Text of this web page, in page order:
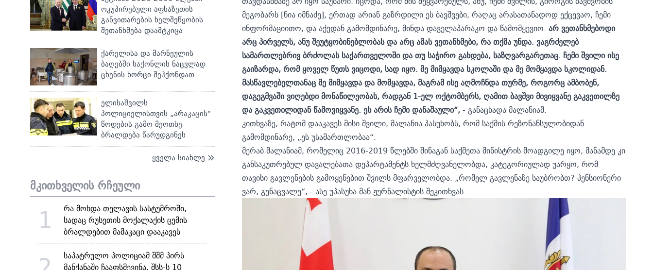
ოკუპირებული აფხაზეთის
განვითარების ხელშეწყობის
შეთანხმება დაამტკიცა
ქარელისა და მარნეულის
ბაღებში საქონლის ნაცვლად
ცხენის ხორცი შეჰქონდათ
ელისაშვილს
პოლიციელისთვის „არაკაცის“
წოდების გამო მეოთხე
ბრალდება წარუდგინეს
ყველა სიახლე
მკითხველის რჩეული
1
რა მოხდა თელავის სასტუმროში,
სადაც რუსეთის მოქალაქის ცემის
ბრალდებით მამაკაცი დააკავეს
საპატრულო პოლიციამ შშმ პირს
მანქანაში ჩააფსმევინა, შსს-ს 10
მეგობარს [ნია იმნაძე], ერთად არიან გაზრდილი ეს ბავშვები, რაღაც არასათანადოდ ექცევაო, ჩემი
ინფორმაციითო, და აქედან გამომდინარე, მინდა დაველაპარაკო და წამომყევიო. არ ვეთანხმებოდი
არც პირველს, ანუ შეუტყობინებლობას და არც ამას ვეთანხმები, რა თქმა უნდა. ვაგრძელებ
სამართლებრივ ბრძოლას საქართველოში და თუ საჭირო გახდება, საზღვარგარეთაც. ჩემი შვილი ისე
გაიზარდა, რომ ყოველ წუთს ვიცოდი, სად იყო. მე მიმყავდა სკოლაში და მე მომყავდა სკოლიდან.
მასწავლებელთანაც მე მიმყავდა და მომყავდა, მაგრამ ისე აღმოჩნდა თურმე, როგორც ამბობენ,
დაგეგმვაში ვიღებდი მონაწილეობას, რადგან 1-ელ ოქტომბერს, ღამით ბავშვი მივიყვანე გაკვეთილზე
და გაკვეთილიდან წამოვიყვანე. ეს არის ჩემი დანაშაული“,- განაცხადა მალანიამ.
კითხვაზე, რატომ დააკავეს მისი შვილი, მალანია პასუხობს, რომ საქმის რეზონანსულობიდან
გამომდინარე, „ეს უსამართლობაა“.
მერაბ მალანიამ, რომელიც 2016-2019 წლებში შინაგან საქმეთა მინისტრის მოადგილე იყო, მანამდე კი
განსაკუთრებულ დავალებათა დეპარტამენტს ხელმძღვანელობდა, კატეგორიულად უარყო, რომ
თავისი გავლენების გამოყენებით შვილს მფარველობდა. „რომელ გავლენაზე საუბრობთ? პენსიონერი
ვარ, გენაცვალე“, - ასე უპასუხა მან ჟურნალისტის შეკითხვას.